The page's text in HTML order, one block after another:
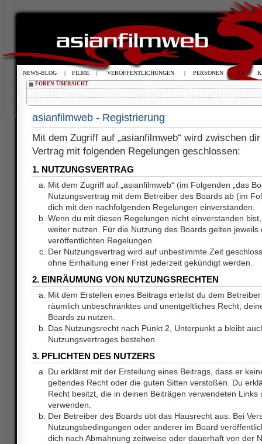
FOREN-ÜBERSICHT
asianfilmweb - Registrierung
Mit dem Zugriff auf „asianfilmweb“ wird zwischen
Vertrag mit folgenden Regelungen geschlossen:
1. NUTZUNGSVERTRAG
Mit dem Zugriff auf „asianfilmweb“ (im Folgenden „das
Nutzungsvertrag mit dem Betreiber des Boards ab (im
dich mit den nachfolgenden Regelungen einverstanden.
Wenn du mit diesen Regelungen nicht einverstanden
weiter nutzen. Für die Nutzung des Boards gelten jeweils
veröffentlichten Regelungen.
Der Nutzungsvertrag wird auf unbestimmte Zeit
ohne Einhaltung einer Frist jederzeit gekündigt werden.
2. EINRÄUMUNG VON NUTZUNGSRECHTEN
Mit dem Erstellen eines Beitrags erteilst du dem
räumlich unbeschränktes und unentgeltliches Recht,
Boards zu nutzen.
Das Nutzungsrecht nach Punkt 2, Unterpunkt a bleibt
Nutzungsvertrages bestehen.
3. PFLICHTEN DES NUTZERS
Du erklärst mit der Erstellung eines Beitrags, dass er
geltendes Recht oder die guten Sitten verstoßen. Du
Recht besitzt, die in deinen Beiträgen verwendeten Links
verwenden.
Der Betreiber des Boards übt das Hausrecht aus. Bei
Nutzungsbedingungen oder anderer im Board
dich nach Abmahnung zeitweise oder dauerhaft von der
NEWS-BLOG | FILME | VERÖFFENTLICHUNGEN | PERSONEN | TV |